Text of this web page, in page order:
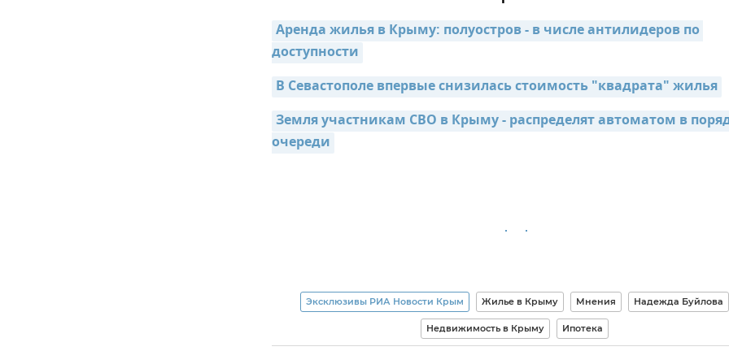
Аренда жилья в Крыму: полуостров - в числе антилидеров по
доступности
В Севастополе впервые снизилась стоимость "квадрата" жилья
Земля участникам СВО в Крыму - распределят автоматом в
очереди
Эксклюзивы РИА Новости Крым Жилье в Крыму Мнения Надежда Буйлова
Недвижимость в Крыму Ипотека